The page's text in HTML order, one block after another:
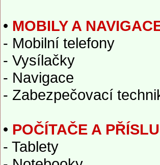
• MOBILY A
- Mobilní telefony
- Vysílačky
- Navigace
- Zabezpečovací
• POČÍTAČE A
- Tablety